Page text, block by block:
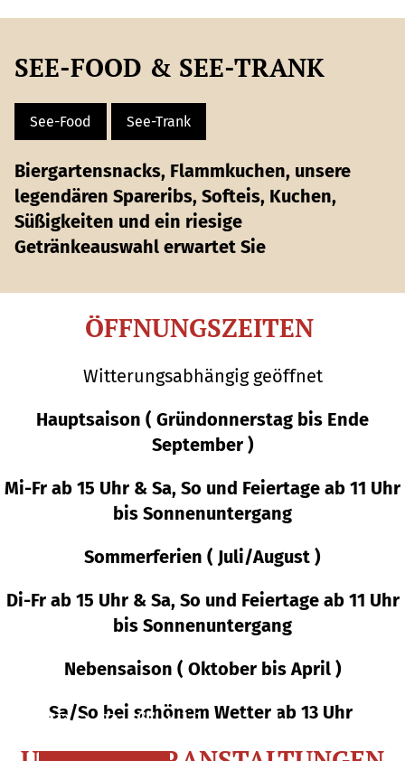
SEE-FOOD & SEE-TRANK
See-Food See-Trank
Biergartensnacks, Flammkuchen, unsere
legendären Spareribs, Softeis, Kuchen,
Süßigkeiten und ein riesige
Getränkeauswahl erwartet Sie
ÖFFNUNGSZEITEN
Witterungsabhängig geöffnet
Hauptsaison ( Gründonnerstag bis Ende
September )
Mi-Fr ab 15 Uhr & Sa, So und Feiertage ab 11 Uhr
bis Sonnenuntergang
Sommerferien ( Juli/August )
Di-Fr ab 15 Uhr & Sa, So und Feiertage ab 11 Uhr
bis Sonnenuntergang
Nebensaison ( Oktober bis April )
Sa/So bei schönem Wetter ab 13 Uhr
BBQ-Buffet klassisch